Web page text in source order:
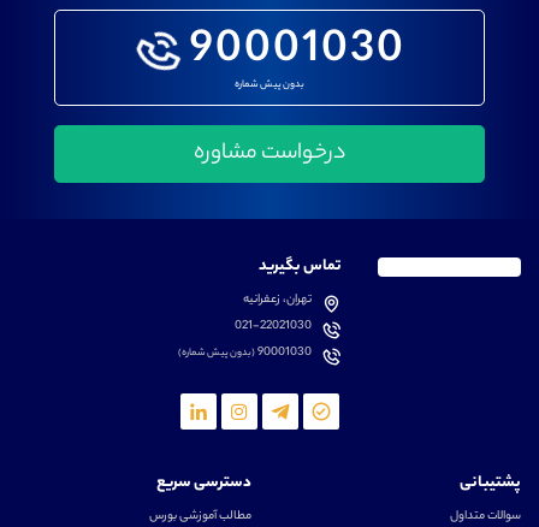
90001030
بدون پیش شماره
تماس بگیرید
تهران، زعفرانیه
021-22021030
90001030(بدون پیش شماره)
پشتیبانی
سوالات متداول
دسترسی سریع
مطالب آموزشی بورس